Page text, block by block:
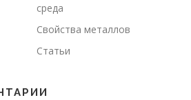
среда
Свойства металлов
Статьи